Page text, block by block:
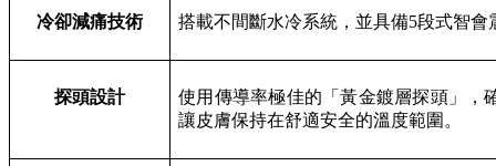
冷卻減痛技術 搭載不間斷水冷系統，並具備5段式智
探頭設計
使用傳導率極佳的「黃金鍍層探頭」，
讓皮膚保持在舒適安全的溫度範圍。